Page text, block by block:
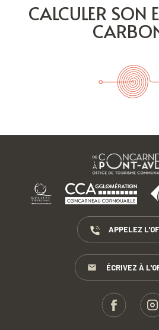
CALCULER SON
APPELEZ
ÉCRIVEZ À